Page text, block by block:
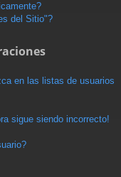
del Sitio"?
en las listas de usuarios
sigue siendo incorrecto!